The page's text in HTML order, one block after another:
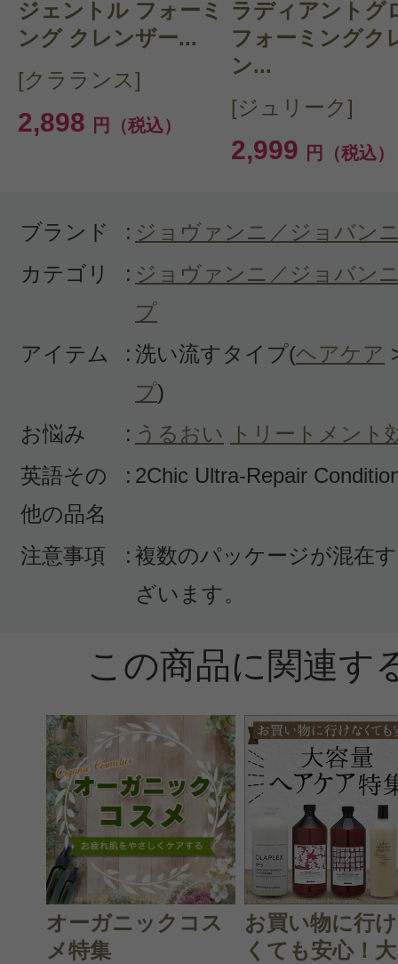
いましたが、使った日からさらさ
がわかりました。お値段も安く、ド
で買えるシャンプーとコスパ的には
なと思うので、また購入したいと思
感じた効能：頭皮のエイジング/トリ
果/髪 しっとり/リラックス
購入品：2chic ダメージ コンディシ
ココナッツの香りがよく、ベタつき
ヘッドスパにも使える。髪もサラ
る。香りに好みがある出るかと思う
すべての2件のクチコミを見る
このコスメのレビューを書いて
クチコミを投稿する
ジェントル フォーミ
ング クレンザー...
[クラランス]
2,898 円（税込）
ラディアントグ
フォーミングク
ン...
[ジュリーク]
2,999 円（税込）
ブランド : ジョヴァンニ／ジョバン
カテゴリ
: ジョヴァンニ／ジョバン
プ
アイテム
: 洗い流すタイプ(ヘアケア
プ)
お悩み
: うるおい
トリートメント
英語その
他の品名
: 2Chic Ultra-Repair
注意事項 : 複数のパッケージが混在
ざいます。
この商品に関連す
オーガニックコス
メ特集
お買い物に行
くても安心！